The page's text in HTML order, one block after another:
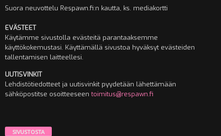
Suora neuvottelu Respawn.fi:n kautta, ks. mediakortti
EVÄSTEET
Käytämme sivustolla evästeitä parantaaksemme
käyttökokemustasi. Käyttämällä sivustoa hyväksyt evästeiden
tallentamisen laitteellesi.
UUTISVINKIT
Lehdistötiedotteet ja uutisvinkit pyydetään lähettämään
sähköpostitse osoitteeseentoimitus@respawn.fi
SIVUSTOSTA